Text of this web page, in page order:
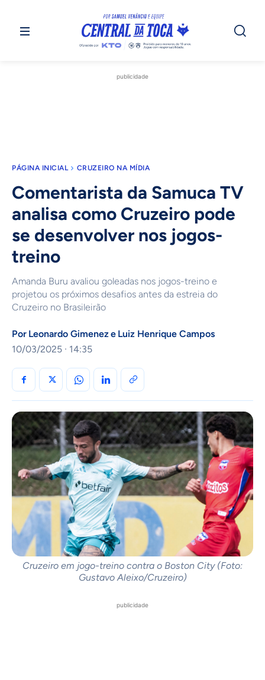
publicidade
PÁGINA INICIAL CRUZEIRO NA MÍDIA
Comentarista da Samuca TV
analisa como Cruzeiro pode
se desenvolver nos jogos-
treino
Amanda Buru avaliou goleadas nos jogos-treino e
projetou os próximos desafios antes da estreia do
Cruzeiro no Brasileirão
Por Leonardo Gimeneze Luiz Henrique Campos
10/03/2025 · 14:35
Cruzeiro em jogo-treino contra o Boston City (Foto:
Gustavo Aleixo/Cruzeiro)
publicidade